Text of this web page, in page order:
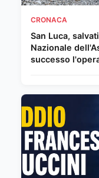
CRONACA
San Luca,
Nazionale
successo